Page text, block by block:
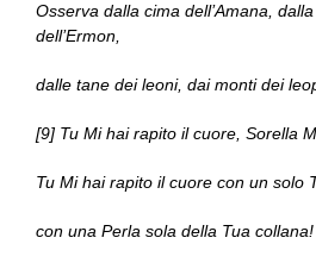
Osserva dalla cima dell’Amana,
dell’Ermon,
dalle tane dei leoni, dai monti dei
[9] Tu Mi hai rapito il cuore, Sorella
Tu Mi hai rapito il cuore con un solo
con una Perla sola della Tua collana!